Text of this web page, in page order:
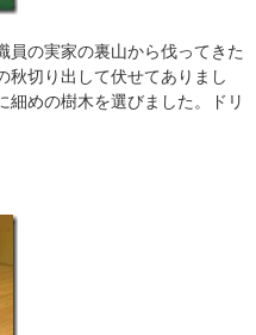
員の実家の裏山から伐ってきた
秋切り出して伏せてありまし
細めの樹木を選びました。ドリ